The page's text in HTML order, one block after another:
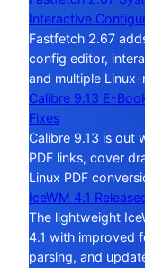
Interactive
Fastfetch 2.67
config editor,
and multiple
Calibre 9.13 E-
Fixes
Calibre 9.13 is out
PDF links, cover
Linux PDF
IceWM 4.1
The lightweight
4.1 with improved
parsing, and